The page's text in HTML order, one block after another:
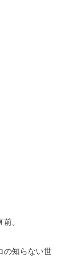
。
の知らない世